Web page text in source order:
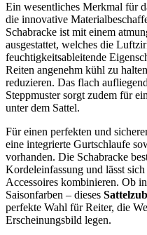
Ein wesentliches Merkmal für
die innovative
Schabracke ist mit einem
ausgestattet, welches die
feuchtigkeitsableitende
Reiten angenehm kühl zu
reduzieren. Das flach
Steppmuster sorgt zudem für
unter dem Sattel.
Für einen perfekten und
eine integrierte Gurtschlaufe
vorhanden. Die Schabracke
Kordeleinfassung und lässt
Accessoires kombinieren. Ob
Saisonfarben – dieses
perfekte Wahl für Reiter, die
Erscheinungsbild legen.